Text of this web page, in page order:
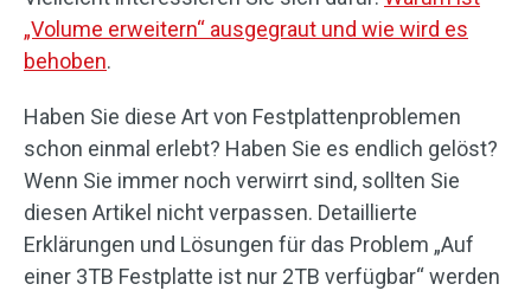
„Volume erweitern“ ausgegraut und wie wird es
behoben.
Haben Sie diese Art von Festplattenproblemen
schon einmal erlebt? Haben Sie es endlich gelöst?
Wenn Sie immer noch verwirrt sind, sollten Sie
diesen Artikel nicht verpassen. Detaillierte
Erklärungen und Lösungen für das Problem „Auf
einer 3TB Festplatte ist nur 2TB verfügbar“ werden